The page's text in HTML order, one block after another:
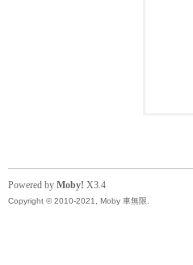
Powered by Moby! X3.4
Copyright © 2010-2021, Moby 車無限.